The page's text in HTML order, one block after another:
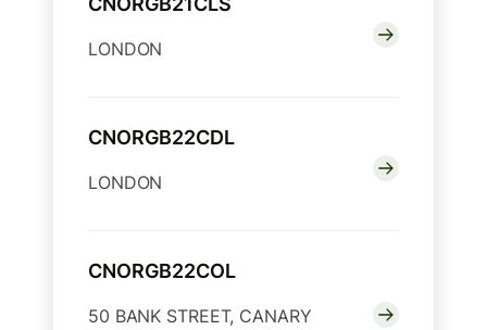
LONDON
CNORGB22CDL
LONDON
CNORGB22COL
50 BANK STREET, CANARY